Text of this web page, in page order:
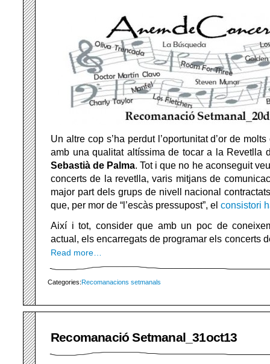
Un altre cop s’ha perdut l’oportunitat d’or de
amb una qualitat altíssima de tocar a la Revetlla
Sebastià de Palma. Tot i que no he aconseguit
concerts de la revetlla, varis mitjans de
major part dels grups de nivell nacional
que, per mor de “l’escàs pressupost”, el consistori
Així i tot, consider que amb un poc de
actual, els encarregats de programar els concerts
Read more…
Categories:Recomanacions setmanals
Recomanació Setmanal_31oct13